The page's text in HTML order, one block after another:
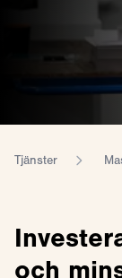
Tjänster
och